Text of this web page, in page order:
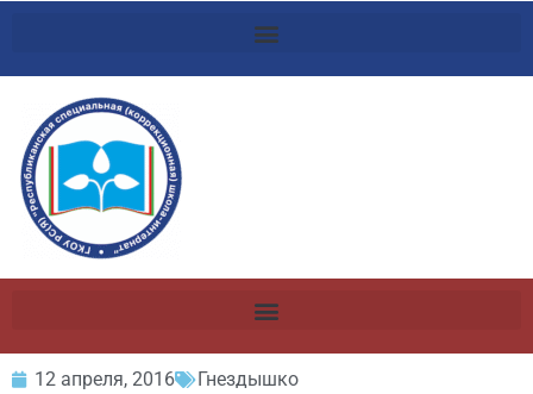
12 апреля, 2016 Гнездышко